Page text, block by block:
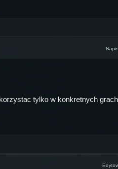
tylko w konkretnych